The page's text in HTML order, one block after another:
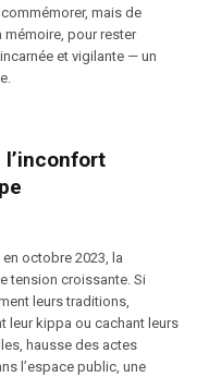
mais de
mémoire, pour rester
et vigilante — un
octobre 2023, la
tension croissante. Si
leurs traditions,
leur kippa ou cachant leurs
hausse des actes
l’espace public, une